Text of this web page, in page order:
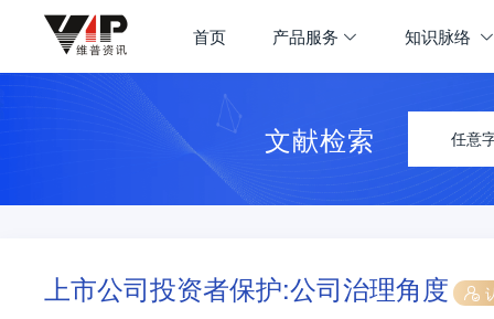
首页 产品服务 知识脉络
文献检索 任意
上市公司投资者保护:公司治理角度